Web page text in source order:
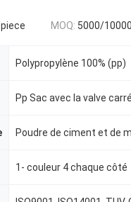
MOQ: 5000/
Polypropylène 100% (pp)
Pp Sac avec la valve
1- couleur 4 chaque côté